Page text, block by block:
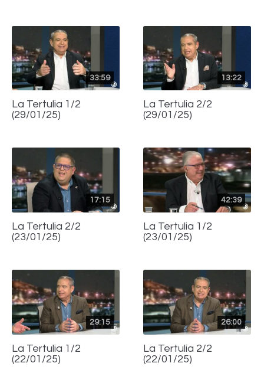
33:59
La Tertulia 1/2
(29/01/25)
13:22
La Tertulia 2/2
(29/01/25)
17:15
La Tertulia 2/2
(23/01/25)
42:39
La Tertulia 1/2
(23/01/25)
29:15
La Tertulia 1/2
(22/01/25)
26:00
La Tertulia 2/2
(22/01/25)